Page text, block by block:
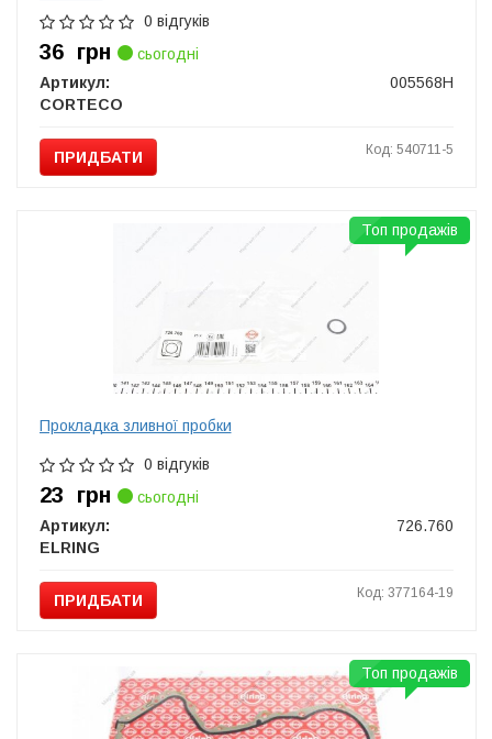
0 відгуків
36 грн
сьогодні
Артикул:
005568H
CORTECO
ПРИДБАТИ Код: 540711-5
Прокладка зливної пробки
0 відгуків
23 грн
сьогодні
Артикул:
726.760
ELRING
ПРИДБАТИ Код: 377164-19
Топ продажів
Топ продажів